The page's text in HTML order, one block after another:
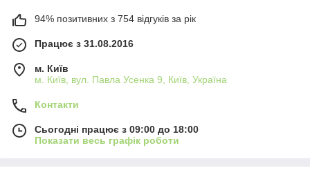
94% позитивних з 754 відгуків за рік
Працює з 31.08.2016
м. Київ
м. Київ, вул. Павла Усенка 9, Київ, Україна
Контакти
Сьогодні працює з 09:00 до 18:00
Показати весь графік роботи